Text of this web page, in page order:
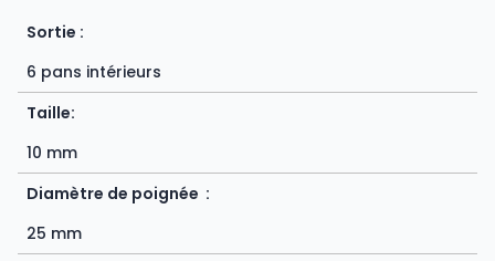
Sortie :
6 pans intérieurs
Taille:
10 mm
Diamètre de poignée :
25 mm